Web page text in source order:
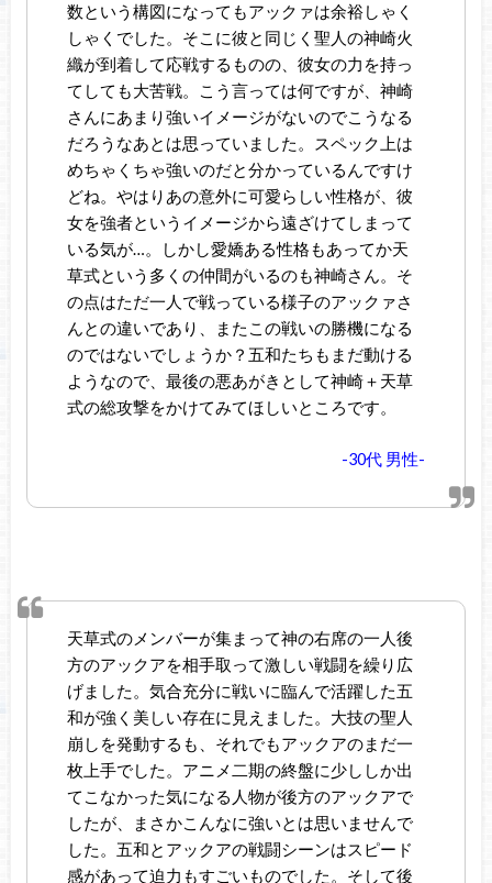
数という構図になってもアックァは余裕しゃく
しゃくでした。そこに彼と同じく聖人の神崎火
織が到着して応戦するものの、彼女の力を持っ
てしても大苦戦。こう言っては何ですが、神崎
さんにあまり強いイメージがないのでこうなる
だろうなあとは思っていました。スペック上は
めちゃくちゃ強いのだと分かっているんですけ
どね。やはりあの意外に可愛らしい性格が、彼
女を強者というイメージから遠ざけてしまって
いる気が…。しかし愛嬌ある性格もあってか天
草式という多くの仲間がいるのも神崎さん。そ
の点はただ一人で戦っている様子のアックァさ
んとの違いであり、またこの戦いの勝機になる
のではないでしょうか？五和たちもまだ動ける
ようなので、最後の悪あがきとして神崎＋天草
式の総攻撃をかけてみてほしいところです。
-30代 男性-
天草式のメンバーが集まって神の右席の一人後
方のアックアを相手取って激しい戦闘を繰り広
げました。気合充分に戦いに臨んで活躍した五
和が強く美しい存在に見えました。大技の聖人
崩しを発動するも、それでもアックアのまだ一
枚上手でした。アニメ二期の終盤に少ししか出
てこなかった気になる人物が後方のアックアで
したが、まさかこんなに強いとは思いませんで
した。五和とアックアの戦闘シーンはスピード
感があって迫力もすごいものでした。そして後